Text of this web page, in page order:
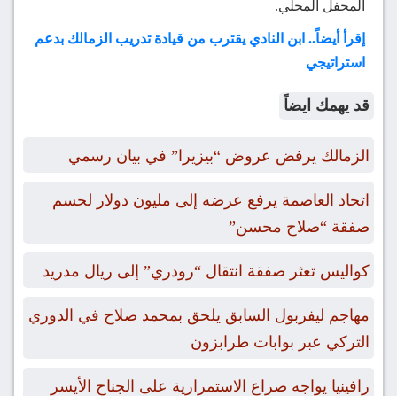
المحفل المحلي.
إقرأ أيضاً.. ابن النادي يقترب من قيادة تدريب الزمالك بدعم
استراتيجي
قد يهمك ايضاً
الزمالك يرفض عروض “بيزيرا” في بيان رسمي
اتحاد العاصمة يرفع عرضه إلى مليون دولار لحسم
صفقة “صلاح محسن”
كواليس تعثر صفقة انتقال “رودري” إلى ريال مدريد
مهاجم ليفربول السابق يلحق بمحمد صلاح في الدوري
التركي عبر بوابات طرابزون
رافينيا يواجه صراع الاستمرارية على الجناح الأيسر